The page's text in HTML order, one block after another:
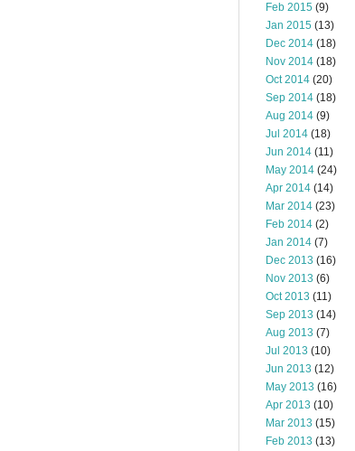
Feb 2015 (9)
Jan 2015 (13)
Dec 2014 (18)
Nov 2014 (18)
Oct 2014 (20)
Sep 2014 (18)
Aug 2014 (9)
Jul 2014 (18)
Jun 2014 (11)
May 2014 (24)
Apr 2014 (14)
Mar 2014 (23)
Feb 2014 (2)
Jan 2014 (7)
Dec 2013 (16)
Nov 2013 (6)
Oct 2013 (11)
Sep 2013 (14)
Aug 2013 (7)
Jul 2013 (10)
Jun 2013 (12)
May 2013 (16)
Apr 2013 (10)
Mar 2013 (15)
Feb 2013 (13)